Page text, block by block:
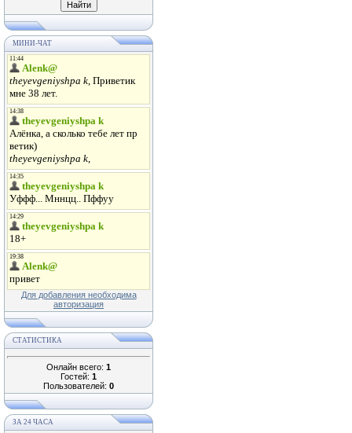
МИНИ-ЧАТ
Для добавления необходима
авторизация
СТАТИСТИКА
Онлайн всего: 1
Гостей: 1
Пользователей: 0
ЗА 24 ЧАСА